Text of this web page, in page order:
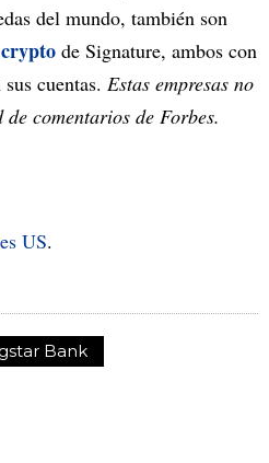
del mundo, también son
crypto de Signature, ambos con
cuentas. Estas empresas no
comentarios de Forbes.
US.
Bank